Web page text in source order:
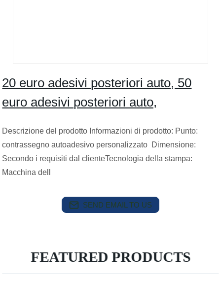
20 euro adesivi posteriori auto, 50
euro adesivi posteriori auto,
Descrizione del prodotto Informazioni di prodotto: Punto:
contrassegno autoadesivo personalizzato Dimensione:
Secondo i requisiti dal clienteTecnologia della stampa:
Macchina dell
SEND EMAIL TO US
FEATURED PRODUCTS